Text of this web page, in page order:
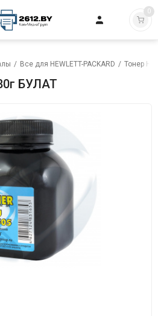
0
/ Все для HEWLETT-PACKARD / Тонер HP
БУЛАТ